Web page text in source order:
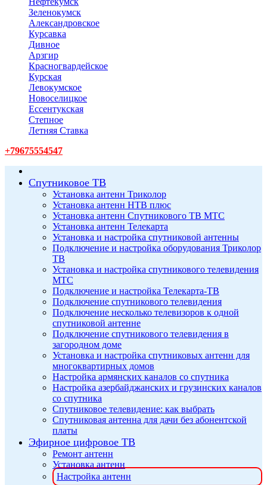
Зеленокумск
Александровское
Курсавка
Дивное
Арзгир
Красногвардейское
Курская
Левокумское
Новоселицкое
Ессентукская
Степное
Летняя Ставка
+79675554547
Спутниковое ТВ
Установка антенн Триколор
Установка антенн НТВ плюс
Установка антенн Спутникового ТВ МТС
Установка антенн Телекарта
Установка и настройка спутниковой антенны
Подключение и настройка оборудования Триколор
ТВ
Установка и настройка спутникового телевидения
МТС
Подключение и настройка Телекарта-ТВ
Подключение спутникового телевидения
Подключение несколько телевизоров к одной
спутниковой антенне
Подключение спутникового телевидения в
загородном доме
Установка и настройка спутниковых антенн для
многоквартирных домов
Настройка армянских каналов со спутника
Настройка азербайджанских и грузинских каналов
со спутника
Спутниковое телевидение: как выбрать
Спутниковая антенна для дачи без абонентской
платы
Эфирное цифровое ТВ
Ремонт антенн
Установка антенн
Настройка антенн